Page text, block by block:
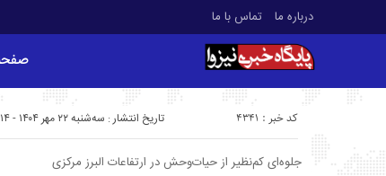
درباره ما تماس با ما
تاریخ انتشار : سه‌شنبه ۲۲ مهر ۱۴۰۴ - ۹:۱۴ کد خبر : 4341
جلوه‌ای کم‌نظیر از حیات‌وحش در ارتفاعات البرز مرکزی